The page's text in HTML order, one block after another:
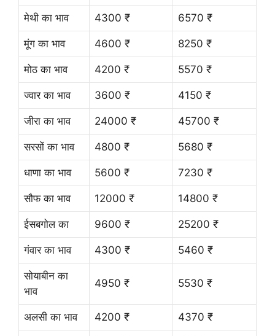
मेथी का भाव 4300 ₹ 6570 ₹
मूंग का भाव 4600 ₹ 8250 ₹
मोठ का भाव 4200 ₹ 5570 ₹
ज्वार का भाव 3600 ₹ 4150 ₹
जीरा का भाव 24000 ₹ 45700 ₹
सरसों का भाव 4800 ₹ 5680 ₹
धाणा का भाव 5600 ₹ 7230 ₹
सौफ का भाव 12000 ₹ 14800 ₹
ईसबगोल का 9600 ₹ 25200 ₹
गंवार का भाव 4300 ₹ 5460 ₹
सोयाबीन का
भाव
4950 ₹ 5530 ₹
अलसी का भाव 4200 ₹ 4370 ₹